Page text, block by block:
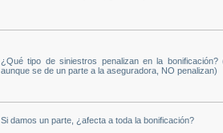
¿Qué tipo de siniestros penalizan en la
aunque se de un parte a la aseguradora, NO penalizan)
Si damos un parte, ¿afecta a toda la bonificación?